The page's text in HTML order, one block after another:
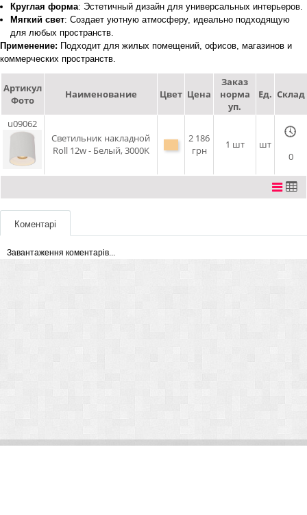
Круглая форма: Эстетичный дизайн для универсальных интерьеров.
Мягкий свет: Создает уютную атмосферу, идеально подходящую
для любых пространств.
Применение: Подходит для жилых помещений, офисов, магазинов и
коммерческих пространств.
Артикул
Фото
Наименование Цвет Цена
Заказ
норма
уп.
Ед. Склад
u09062
Светильник накладной
Roll 12w - Белый, 3000K
2 186
грн
1 шт
шт
0
Коментарі
Завантаження коментарів...